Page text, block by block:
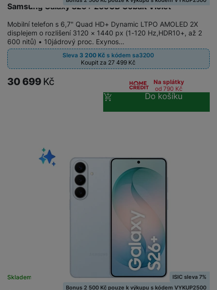
Samsung Galaxy S26+ 256GB Cobalt Violet
Mobilní telefon s 6,7" Quad HD+ Dynamic LTPO AMOLED 2X
displejem o rozlišení 3120 × 1440 px (1-120 Hz,HDR10+, až 2
600 nitů) • 10jádrový proc. Exynos…
Sleva 3 200Kč s kódemsa3200
Koupit za 27 499 Kč
30 699 Kč
Na splátky
od 790 Kč
Do košíku
Skladem na prodejně na 2 prodejnách
ISIC sleva 7%
Bonus 2 500 Kč pouze k výkupu s kódem VYKUP2500